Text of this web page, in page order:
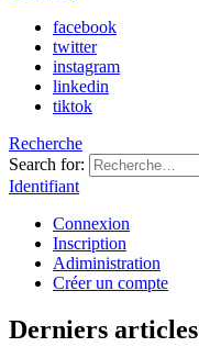
facebook
twitter
instagram
linkedin
tiktok
Recherche
Search for:
Identifiant
Connexion
Inscription
Adiministration
Créer un compte
Derniers articles